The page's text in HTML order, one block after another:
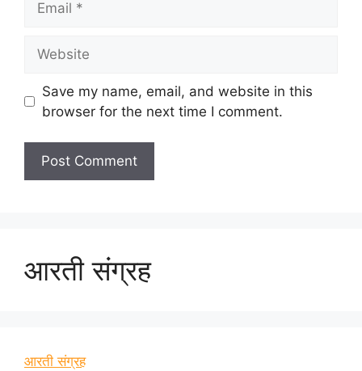
Save my name, email, and website in this
browser for the next time I comment.
आरती संग्रह
आरती संग्रह